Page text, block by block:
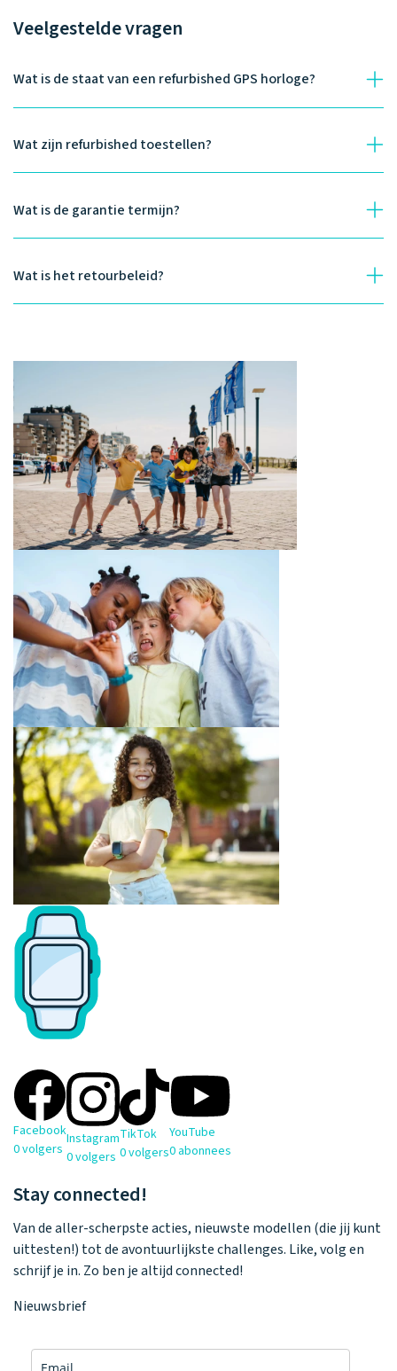
Veelgestelde vragen
Wat is de staat van een refurbished GPS horloge?
Wat zijn refurbished toestellen?
Wat is de garantie termijn?
Wat is het retourbeleid?
Facebook
0volgers
Instagram
0volgers
TikTok
0volgers
YouTube
0 abonnees
Stay connected!
Van de aller-scherpste acties, nieuwste modellen (die jij kunt
uittesten!) tot de avontuurlijkste challenges. Like, volg en
schrijf je in. Zo ben je altijd connected!
Nieuwsbrief